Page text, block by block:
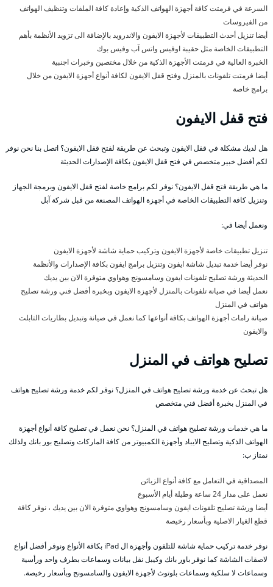
السرعة في فرمتت كافة أجهزة الهواتف الذكية وإعادة كافة الملفات وتنظيف الهواتف
من الفيروسات
أيضا تنزيل أحدث التطبيقات لأجهزة الايفون والاندرويد بالإضافة الى تزويد الأنظمة بأهم
التطبيقات الخاصة مثل حقيبة اوفيس واتس آب وفيس بوك
الخبرة العالية في فرمتت الأجهزة الذكية من خلال مختصين وخبرات اجنبية
أيضا فرمتت تلفونات بالمنزل وفتح قفل الايفون لكافة أنواع أجهزة الايفون من خلال
برامج خاصة
فتح قفل الايفون
هل لديك مشكلة في قفل الايفون وتبحث عن طريقة لفتح قفل الايفون؟ اتصل بنا نحن نوفر
لكم أفضل خبير متخصص في فتح قفل الايفون بكافة الإصدارات الحديثة
ما هي طريقة فتح قفل الايفون؟ نوفر لكم برامج خاصة لفتح قفل الايفون وبرمجة الجهاز
وتنزيل كافة التطبيقات الخاصة في أجهزة الهواتف المصنعة من قبل شركة آبل
ونعمل أيضا في:
تنزيل تطبيقات خاصة لأجهزة الايفون وتركيب حماية شاشة لأجهزة الايفون
نوفر أيضا خدمة تبديل شاشة ايفون وتنزيل برامج ايفون بكافة الإصدارات والأنظمة
الحديثة ورشة تصليح تلفونات ايفون وسامسونج وهواوي متوفرة الان بين يديك
نعمل أيضا في صيانة تلفونات بالمنزل لأجهزة الايفون وبخبرة أفضل فني ورشة تصليح
هواتف في المنزل
صيانة رامات أجهزة الهواتف بكافة أنواعها كما نعمل في صيانة وتبديل بطاريات التابلت
والايفون
تصليح هواتف في المنزل
هل تبحث عن خدمة ورشة تصليح هواتف في المنزل؟ نوفر لكم خدمة ورشة تصليح هواتف
في المنزل بخبرة أفضل فني متخصص
ما هي خدمات ورشة تصليح هواتف في المنزل؟ نحن نعمل في تصليح كافة أنواع أجهزة
الهواتف الذكية وتصليح الايباد وأجهزة الكمبيوتر من كافة الماركات وتصليح بور بانك ولذلك
نمتاز ب:
المصداقية في التعامل مع كافة أنواع الزبائن
نعمل على مدار 24 ساعة وطيلة أيام الأسبوع
أيضا ورشة تصليح تلفونات ايفون وسامسونج وهواوي متوفرة الان بين يديك ، نوفر كافة
قطع الغيار الاصلية وبأسعار رخيصة
نوفر خدمة تركيب حماية شاشة للتلفون وأجهزة ال iPad بكافة الأنواع ونوفر أفضل أنواع
لاصقات الشاشة كما نوفر باور بانك وكيبل نقل بيانات وسماعات بطرف واحد ورأسية
وسماعات لا سلكية وسماعات بلوتوث لأجهزة الايفون والسامسونج وبأسعار رخيصة.